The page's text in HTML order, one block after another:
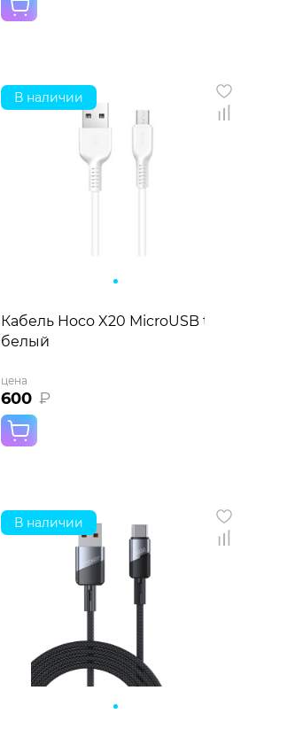
В наличии
Кабель Hoco X20 MicroUSB to USB (3м)
белый
цена
600 ₽
В наличии